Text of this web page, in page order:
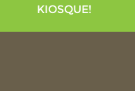
KIOSQUE!